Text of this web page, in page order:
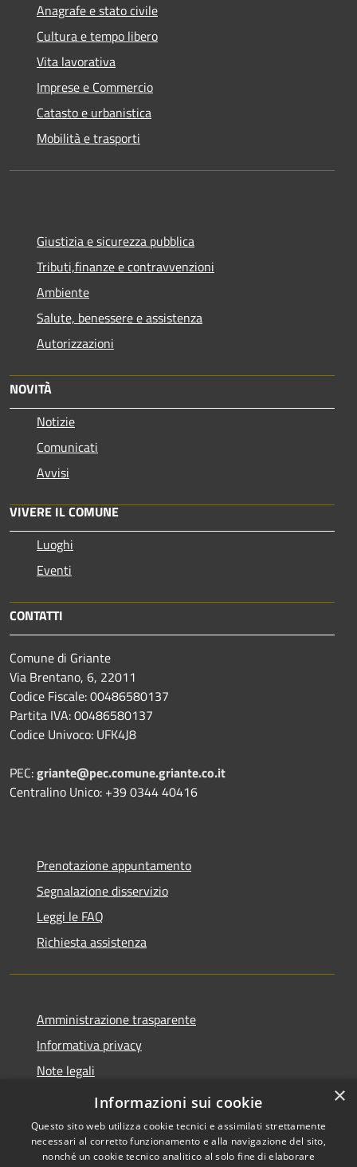
Anagrafe e stato civile
Cultura e tempo libero
Vita lavorativa
Imprese e Commercio
Catasto e urbanistica
Mobilità e trasporti
Giustizia e sicurezza pubblica
Tributi,finanze e contravvenzioni
Ambiente
Salute, benessere e assistenza
Autorizzazioni
NOVITÀ
Notizie
Comunicati
Avvisi
VIVERE IL COMUNE
Luoghi
Eventi
CONTATTI
Comune di Griante
Via Brentano, 6, 22011
Codice Fiscale: 00486580137
Partita IVA: 00486580137
Codice Univoco: UFK4J8
PEC:griante@pec.comune.griante.co.it
Centralino Unico: +39 0344 40416
Prenotazione appuntamento
Segnalazione disservizio
Leggi le FAQ
Richiesta assistenza
Amministrazione trasparente
Informativa privacy
Note legali
Dichiarazione di accessibilità
×
Informazioni sui cookie
Questo sito web utilizza cookie tecnici e assimilati strettamente
necessari al corretto funzionamento e alla navigazione del sito,
nonché un cookie tecnico analitico al solo fine di elaborare